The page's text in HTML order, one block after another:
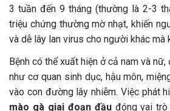
3 tuần đến 9 tháng (thường là 2-3
triệu chứng thường mờ nhạt, khiến
và dễ lây lan virus cho người khác mà
Bệnh có thể xuất hiện ở cả nam và
như cơ quan sinh dục, hậu môn,
vào con đường lây nhiễm. Việc phát
mào gà giai đoạn đầuđóng vai trò